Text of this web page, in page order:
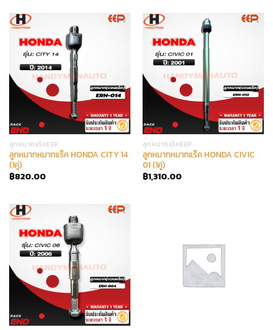
ลูกหมากแร็คEEP
ลูกหมากหมากแร็ค HONDA CITY 14
(1คู่)
฿820.00
ลูกหมากแร็คEEP
ลูกหมากหมากแร็ค HONDA CIVIC
01 (1คู่)
฿1,310.00